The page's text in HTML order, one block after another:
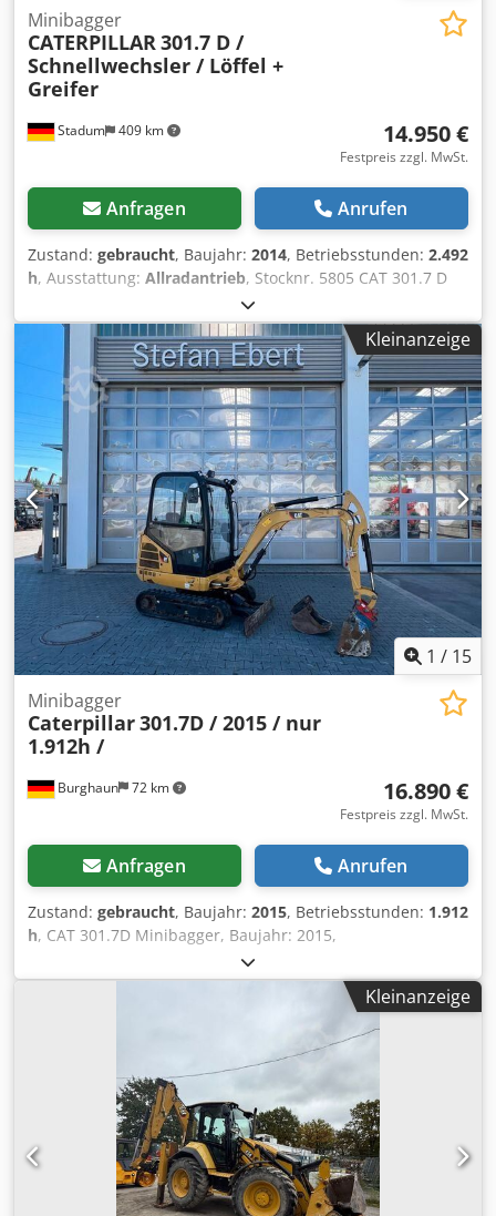
Stadum 409 km
Minibagger
CATERPILLAR301.7 D /
Schnellwechsler / Löffel +
Greifer
14.950 €
Festpreis zzgl. MwSt.
Anfragen Anrufen
Zustand: gebraucht, Baujahr: 2014, Betriebsstunden: 2.492
h, Ausstattung: Allradantrieb, Stocknr. 5805 CAT 301.7 D
Minibagger mit Schnellwechseleinrichtung / Planierschild
verbreiterbar ----* Hersteller: CAT * Typ: 301.7 D * Baujahr:
2014 * Gewicht: 1.977 kg * Farbe: Gelb * zusätzliche
Hydraulikanschlüsse für Greifer * hydraulisches
Telefahrwerk * 40er Tiefenlöffel * geschlossenen Kabine *
Planierschild verbreiterbar * 4 x Arbeitsscheinwerfer *
Schnellwechseleinrichtung * Yanmar Motor mir 13,4 kW /
18 PS * abgelesene Betriebsstunden: ca. 2.492 Stunden
Cedpfx Aoy Srbdsgmjrf * Breite ca. 0,99m * Höhe ca. 2,29m
* Transportlänge ca. 3,58m Hinweis auf mögliche Fehler in
der Anzeige: Trotz sorgfältiger Erstellung der Anzeige
können sich im Text oder den Angaben vereinzelt Fehler
eingeschlichen haben. Wir übernehmen keine Haftung für
Irrtümer, Änderungen oder Zwischenverkäufe. Alle
Informationen sind ohne Gewähr. Bitte kontaktieren Sie
uns, um Details zu überprüfen oder weitere Fragen zu
klären.
Kleinanzeige
1 / 15
Burghaun 72 km
Minibagger
Caterpillar301.7D / 2015 / nur
1.912h /
16.890 €
Festpreis zzgl. MwSt.
Anfragen Anrufen
Zustand: gebraucht, Baujahr: 2015, Betriebsstunden: 1.912
h, CAT 301.7D Minibagger, Baujahr: 2015,
Betriebsstunden: nur 1.912h!, MS01 Schnellwechsler,
Motor: [13,4kW/18PS], 1x Tieflöffel 300mm, 1x
Grabenräumer starr 1.000mm, 2x Zusatzhydraulikkreis,
Gewicht: 1.977kg, Kette 80%, guter Zustand, sofort
einsatzbereit!, Auf Wunsch unterbreiten wir Ihnen ein
Leasing- oder Finanzierungsangebot., Herr Mihm (Tel.
betreut Sie gerne., Weitere Informationen finden Sie auf
unserer Homepage., Irrtümer und Zwischenverkauf
vorbehalten! Cedpfx Agezaigxjmorf CAT 301.7D mini
excavator, Year of manufacture: 2015, Operating hours:
only 1.912!, MS01 quick coupler, Engine: [13,4 kW/18 hp],
Kleinanzeige